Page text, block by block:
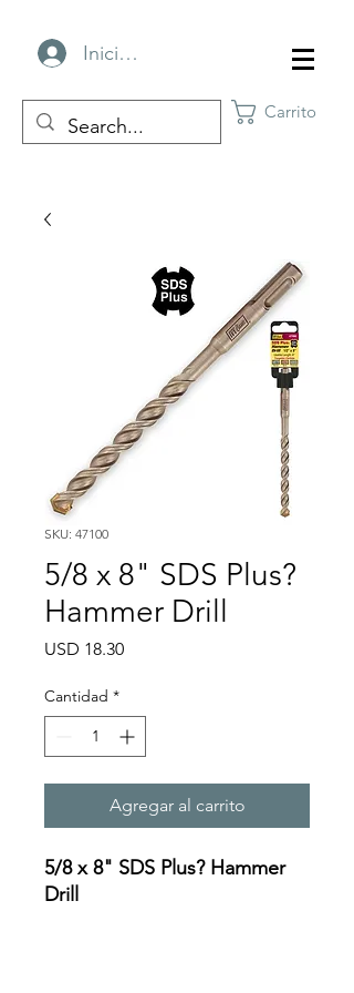
Iniciar sesión
Carrito
SKU: 47100
5/8 x 8" SDS Plus?
Hammer Drill
USD 18.30Precio
Cantidad *
Agregar al carrito
5/8 x 8" SDS Plus? Hammer
Drill